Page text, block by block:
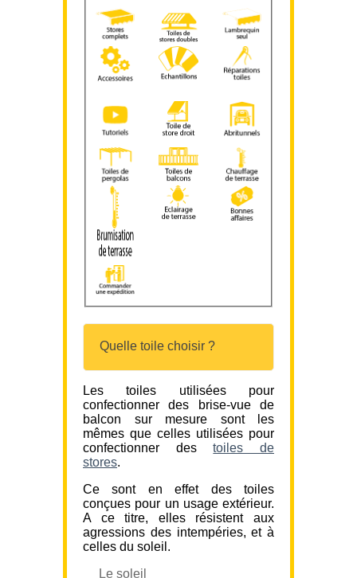
Quelle toile choisir ?
Les toiles utilisées pour
confectionner des brise-vue de
balcon sur mesure sont les
mêmes que celles utilisées pour
confectionner destoiles de
stores.
Ce sont en effet des toiles
conçues pour un usage extérieur.
A ce titre, elles résistent aux
agressions des intempéries, et à
celles du soleil.
Le soleil